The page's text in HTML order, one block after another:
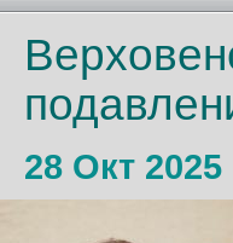
28 Окт 2025